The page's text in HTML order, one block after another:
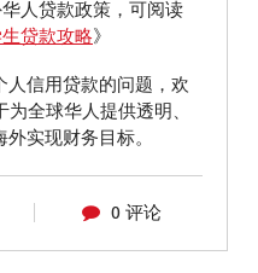
人贷款政策，可阅读
贷款攻略》
人信用贷款的问题，欢
全球华人提供透明、
实现财务目标。
0 评论